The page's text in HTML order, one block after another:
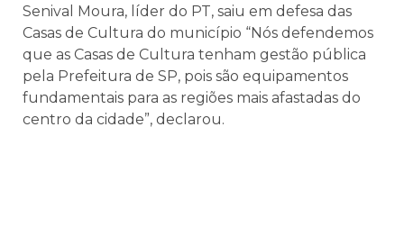
Senival Moura, líder do PT, saiu em defesa das
Casas de Cultura do município “Nós defendemos
que as Casas de Cultura tenham gestão pública
pela Prefeitura de SP, pois são equipamentos
fundamentais para as regiões mais afastadas do
centro da cidade”, declarou.